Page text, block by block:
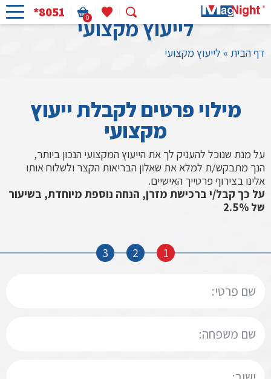
0
*8051
לייעוץ מקצועי
דף הבית » לייעוץ מקצועי
מילוי פרטים לקבלת ייעוץ
מקצועי
על מנת שנוכל להעניק לך את הייעוץ המקצועי הנכון ביותר,
הנך מתבקש/ת למלא את שאלון הבריאות הקצר ולשלוח אותו
אלינו בצירוף פרטייך האישיים.
על כך קבל/י ברכישת מזרן, הנחה נוספת מיוחדת, בשיעור
של 2.5%
1
2
3